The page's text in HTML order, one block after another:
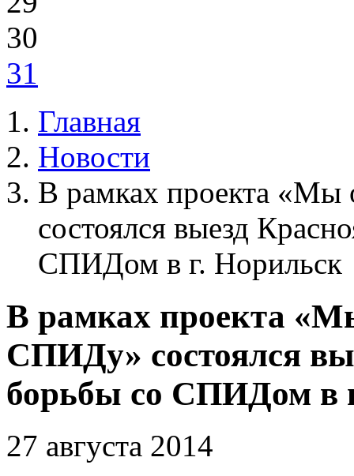
30
31
Главная
Новости
В рамках проекта
состоялся выезд
СПИДом в г. Норильск
В рамках проекта
СПИДу» состоялся
борьбы со СПИДом в
27 августа 2014